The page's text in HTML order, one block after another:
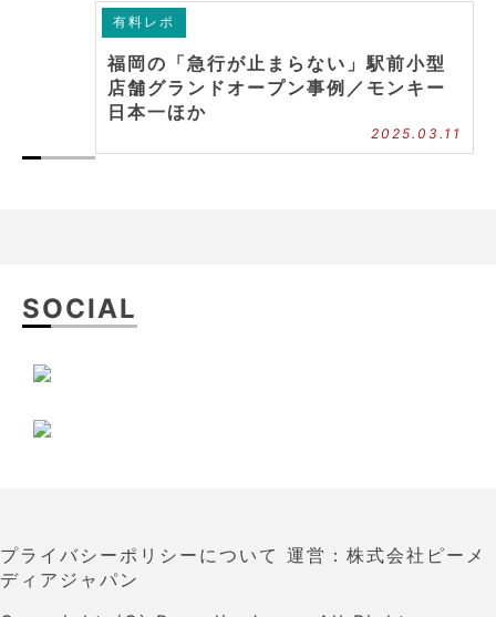
有料レポ
福岡の「急行が止まらない」駅前小型
店舗グランドオープン事例／モンキー
日本一ほか
2025.03.11
SOCIAL
プライバシーポリシーについて 運営：株式会社ピーメ
ディアジャパン